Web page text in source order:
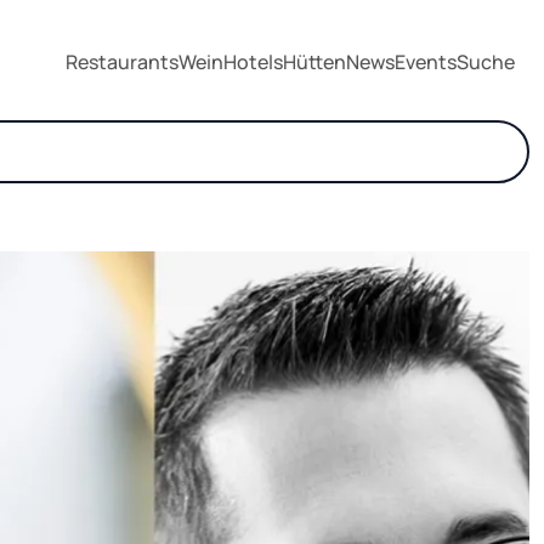
RestaurantsWeinHotelsHüttenNewsEventsSuche